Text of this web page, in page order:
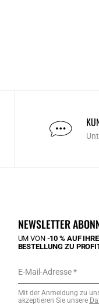
NEWSLETTER
UM VON -10 % AUF
BESTELLUNG ZU
E-Mail-Adresse
Mit der Anmeldung zu
akzeptieren Sie unsere